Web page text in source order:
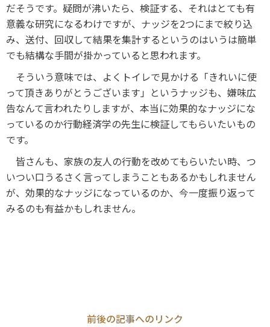
だそうです。疑問が沸いたら、検証する、それはとても有
意義な研究になるわけですが、ナッジを2つにまで絞り込
み、送付、回収して結果を集計するというのはいうは簡単
でも結構な手間が掛かっていると思われます。
そういう意味では、よくトイレで見かける「きれいに使
って頂きありがとうございます」というナッジも、嫌味広
告なんて言われたりしますが、本当に効果的なナッジにな
っているのか行動経済学の先生に検証してもらいたいもの
です。
皆さんも、家族の友人の行動を改めてもらいたい時、つ
いつい口うるさく言ってしまうこともあるかもしれません
が、効果的なナッジになっているのか、今一度振り返って
みるのも有益かもしれません。
前後の記事へのリンク